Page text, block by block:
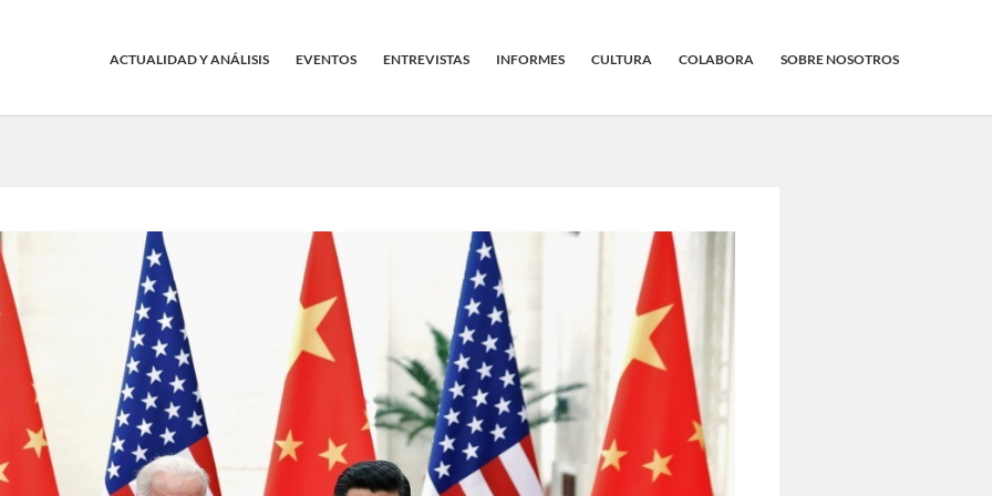
ACTUALIDAD Y ANÁLISIS EVENTOS ENTREVISTAS INFORMES CULTURA COLABORA SOBRE NOSOTROS